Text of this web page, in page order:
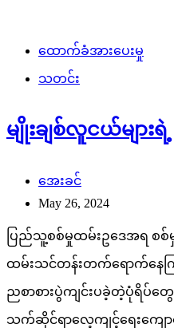
ထောက်ခံအားပေးမှု
သတင်း
မျိုးချစ်လူငယ်များရဲ့
အေးခင်
May 26, 2024
ပြည်သူ့စစ်မှုထမ်းဥဒေအရ စ
ထမ်းသင်တန်းတက်ရောက်နေက
ညစာစားပွဲကျင်းပခဲ့တဲ့ပုံရိပ်တွ
သက်ဆိုင်ရာလေ့ကျင့်ရေးကျေ